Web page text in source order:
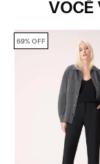
VOCÊ
69% OFF